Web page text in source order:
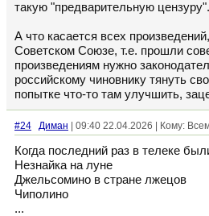
такую "предварительную
А что касается всех
Советском Союзе, т.е. прошли
произведениям нужно
российскому чиновнику тянуть
попытке что-то там улучшить,
#24 Диман | 09:40 22.04.2026 | Кому:
Когда последний раз в телеке
Незнайка на луне
Джельсомино в стране лжецов
Чиполино
...